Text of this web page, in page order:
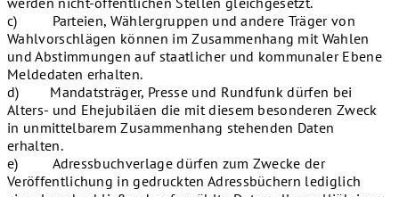
c) Parteien, Wählergruppen und andere Träger von
Wahlvorschlägen können im Zusammenhang mit Wahlen
und Abstimmungen auf staatlicher und kommunaler Ebene
Meldedaten erhalten.
d) Mandatsträger, Presse und Rundfunk dürfen bei
Alters- und Ehejubiläen die mit diesem besonderen Zweck
in unmittelbarem Zusammenhang stehenden Daten
erhalten.
e) Adressbuchverlage dürfen zum Zwecke der
Veröffentlichung in gedruckten Adressbüchern lediglich